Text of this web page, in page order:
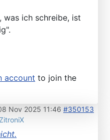
was ich schreibe, ist
account to join the
Nov 2025 11:46 #350153